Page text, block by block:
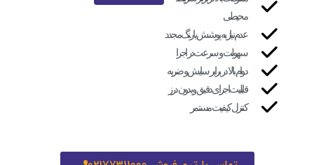
محیطی
عدم نیاز به پوشش یا رنگ مجدد
سهولت و سرعت در اجرا
دوام بالا در برابر سایش و ضربه
قابلیت اجرای دقیق و بدون درز
کنترل کیفیت مستمر